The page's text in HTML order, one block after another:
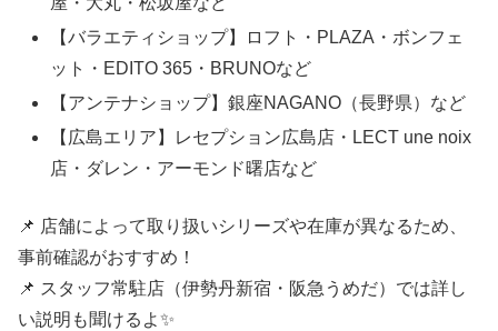
【バラエティショップ】ロフト・PLAZA・ボンフェ
ット・EDITO 365・BRUNOなど
【アンテナショップ】銀座NAGANO（長野県）など
【広島エリア】レセプション広島店・LECT une noix
店・ダレン・アーモンド曙店など
📌 店舗によって取り扱いシリーズや在庫が異なるため、
事前確認がおすすめ！
📌 スタッフ常駐店（伊勢丹新宿・阪急うめだ）では詳し
い説明も聞けるよ✨